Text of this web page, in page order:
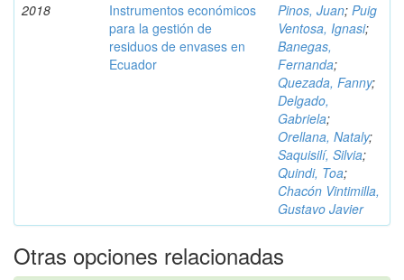
2018
Instrumentos económicos
para la gestión de
residuos de envases en
Ecuador
Pinos, Juan; Puig
Ventosa, Ignasi;
Banegas,
Fernanda;
Quezada, Fanny;
Delgado,
Gabriela;
Orellana, Nataly;
Saquisilí, Silvia;
Quindi, Toa;
Chacón Vintimilla,
Gustavo Javier
Otras opciones relacionadas